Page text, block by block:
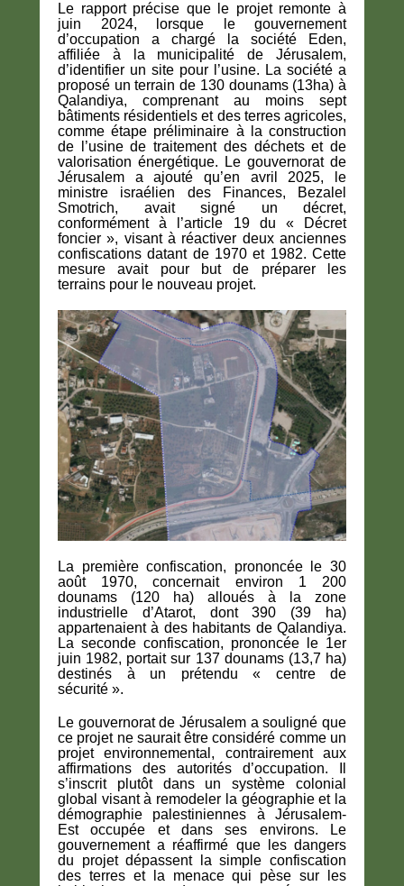
Le rapport précise que le projet remonte à
juin 2024, lorsque le gouvernement
d’occupation a chargé la société Eden,
affiliée à la municipalité de Jérusalem,
d’identifier un site pour l’usine. La société a
proposé un terrain de 130 dounams (13ha) à
Qalandiya, comprenant au moins sept
bâtiments résidentiels et des terres agricoles,
comme étape préliminaire à la construction
de l’usine de traitement des déchets et de
valorisation énergétique. Le gouvernorat de
Jérusalem a ajouté qu’en avril 2025, le
ministre israélien des Finances, Bezalel
Smotrich, avait signé un décret,
conformément à l’article 19 du « Décret
foncier », visant à réactiver deux anciennes
confiscations datant de 1970 et 1982. Cette
mesure avait pour but de préparer les
terrains pour le nouveau projet.
La première confiscation, prononcée le 30
août 1970, concernait environ 1 200
dounams (120 ha) alloués à la zone
industrielle d’Atarot, dont 390 (39 ha)
appartenaient à des habitants de Qalandiya.
La seconde confiscation, prononcée le 1er
juin 1982, portait sur 137 dounams (13,7 ha)
destinés à un prétendu « centre de
sécurité ».
Le gouvernorat de Jérusalem a souligné que
ce projet ne saurait être considéré comme un
projet environnemental, contrairement aux
affirmations des autorités d’occupation. Il
s’inscrit plutôt dans un système colonial
global visant à remodeler la géographie et la
démographie palestiniennes à Jérusalem-
Est occupée et dans ses environs. Le
gouvernement a réaffirmé que les dangers
du projet dépassent la simple confiscation
des terres et la menace qui pèse sur les